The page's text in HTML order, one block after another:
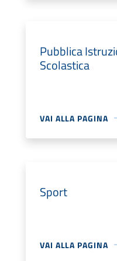
Pubblica
Scolastica
VAI ALLA PAGINA
Sport
VAI ALLA PAGINA